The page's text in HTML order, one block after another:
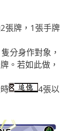
張牌，1張手牌
分身作對象，
。若如此做，
4張以